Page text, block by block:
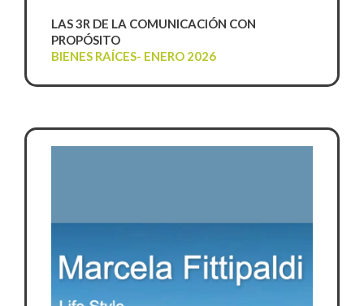
LAS 3R DE LA COMUNICACIÓN CON
PROPÓSITO
BIENES RAÍCES- ENERO 2026